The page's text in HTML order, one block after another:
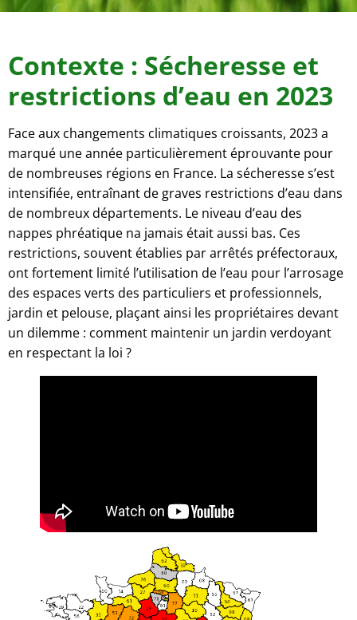
Contexte : Sécheresse et
restrictions d’eau en 2023
Face aux changements climatiques croissants, 2023 a
marqué une année particulièrement éprouvante pour
de nombreuses régions en France. La sécheresse s’est
intensifiée, entraînant de graves restrictions d’eau dans
de nombreux départements. Le niveau d’eau des
nappes phréatique na jamais était aussi bas. Ces
restrictions, souvent établies par arrêtés préfectoraux,
ont fortement limité l’utilisation de l’eau pour l’arrosage
des espaces verts des particuliers et professionnels,
jardin et pelouse, plaçant ainsi les propriétaires devant
un dilemme : comment maintenir un jardin verdoyant
en respectant la loi ?